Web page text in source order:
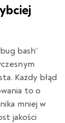
bash”
Każdy błąd
to o
mniej w
jakości